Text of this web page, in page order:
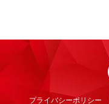
プライバシーポリシー